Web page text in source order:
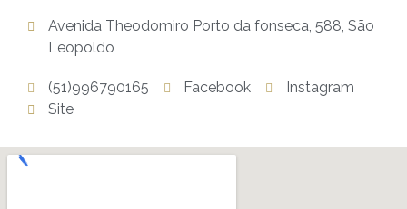
Avenida Theodomiro Porto da fonseca, 588, São
Leopoldo
(51)996790165 Facebook
Instagram
Site